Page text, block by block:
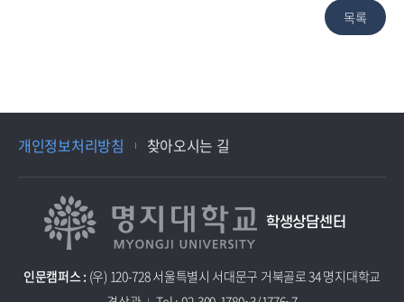
개인정보처리방침 찾아오시는 길
학생상담센터
인문캠퍼스 : (우) 120-728 서울특별시 서대문구 거북골로 34 명지대학교